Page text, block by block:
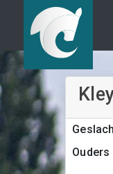
Ouders